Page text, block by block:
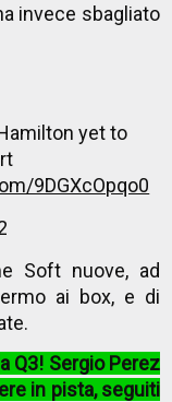
invece sbagliato
yet to
9DGXcOpqo0
Soft nuove, ad
ai box, e di
Q3! Sergio Perez
in pista, seguiti